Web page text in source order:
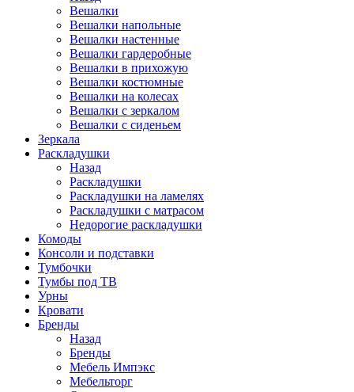
Вешалки
Вешалки напольные
Вешалки настенные
Вешалки гардеробные
Вешалки в прихожую
Вешалки костюмные
Вешалки на колесах
Вешалки с зеркалом
Вешалки с сиденьем
Зеркала
Раскладушки
Назад
Раскладушки
Раскладушки на ламелях
Раскладушки с матрасом
Недорогие раскладушки
Комоды
Консоли и подставки
Тумбочки
Тумбы под ТВ
Урны
Кровати
Бренды
Назад
Бренды
Мебель Импэкс
Мебельторг